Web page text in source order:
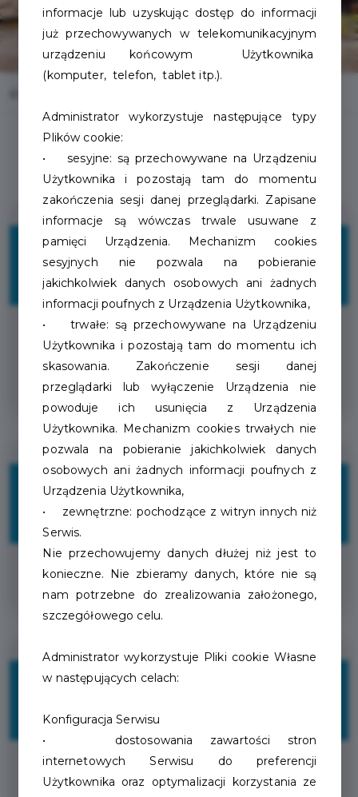
10%
ZNIŻKI
Organizacja przyjęcia
okolicznościowego, urodzin, rocznicy,
stypy
10%
Zniżka na całą ofertę gastronomiczną
10%
ZNIŻKI
Organizacja wesela
informacje lub uzyskując dostęp do informacji
już przechowywanych w telekomunikacyjnym
urządzeniu końcowym Użytkownika
(komputer, telefon, tablet itp.).
Administrator wykorzystuje następujące typy
Plików cookie:
• sesyjne: są przechowywane na Urządzeniu
Użytkownika i pozostają tam do momentu
zakończenia sesji danej przeglądarki. Zapisane
informacje są wówczas trwale usuwane z
pamięci Urządzenia. Mechanizm cookies
sesyjnych nie pozwala na pobieranie
jakichkolwiek danych osobowych ani żadnych
informacji poufnych z Urządzenia Użytkownika,
• trwałe: są przechowywane na Urządzeniu
Użytkownika i pozostają tam do momentu ich
skasowania. Zakończenie sesji danej
przeglądarki lub wyłączenie Urządzenia nie
powoduje ich usunięcia z Urządzenia
Użytkownika. Mechanizm cookies trwałych nie
pozwala na pobieranie jakichkolwiek danych
osobowych ani żadnych informacji poufnych z
Urządzenia Użytkownika,
• zewnętrzne: pochodzące z witryn innych niż
Serwis.
Nie przechowujemy danych dłużej niż jest to
konieczne. Nie zbieramy danych, które nie są
nam potrzebne do zrealizowania założonego,
szczegółowego celu.
Administrator wykorzystuje Pliki cookie Własne
w następujących celach:
Konfiguracja Serwisu
• dostosowania zawartości stron
internetowych Serwisu do preferencji
Użytkownika oraz optymalizacji korzystania ze